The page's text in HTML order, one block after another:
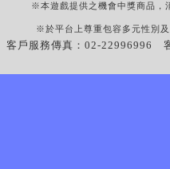
※本遊戲提供之機會中獎商品，
※於平台上尊重包容多元性別
客戶服務傳真：02-22996996